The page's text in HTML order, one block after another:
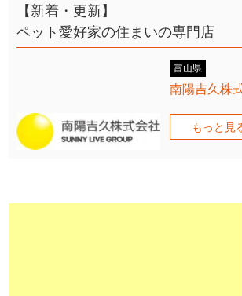
【新着・更新】
ペット愛好家の住まいの専門店
富山県
南陽吉久株
もっと見